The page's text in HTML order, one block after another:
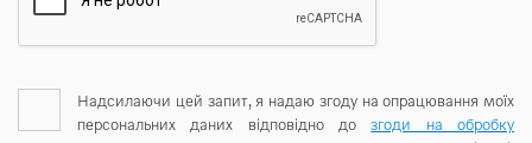
Надсилаючи цей запит, я надаю згоду на опрацювання моїх
персональних даних відповідно дозгоди на обробку